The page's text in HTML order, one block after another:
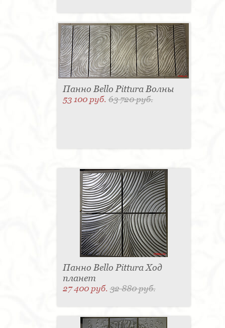
Панно Bello Pittura Волны
53 100 руб.63 720 руб.
Панно Bello Pittura Ход
планет
27 400 руб.32 880 руб.